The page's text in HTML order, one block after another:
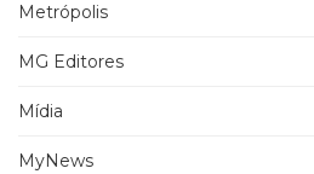
Metrópolis
MG Editores
Mídia
MyNews